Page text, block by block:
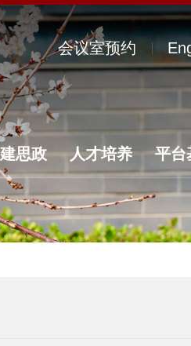
会议室预约
思政 人才培养 平台